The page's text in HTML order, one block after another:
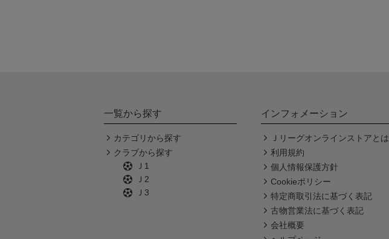
一覧から探す
カテゴリから探す
クラブから探す
Ｊ1
Ｊ2
Ｊ3
インフォメーション
Ｊリーグオンラインストアとは
利用規約
個人情報保護方針
Cookieポリシー
特定商取引法に基づく表記
古物営業法に基づく表記
会社概要